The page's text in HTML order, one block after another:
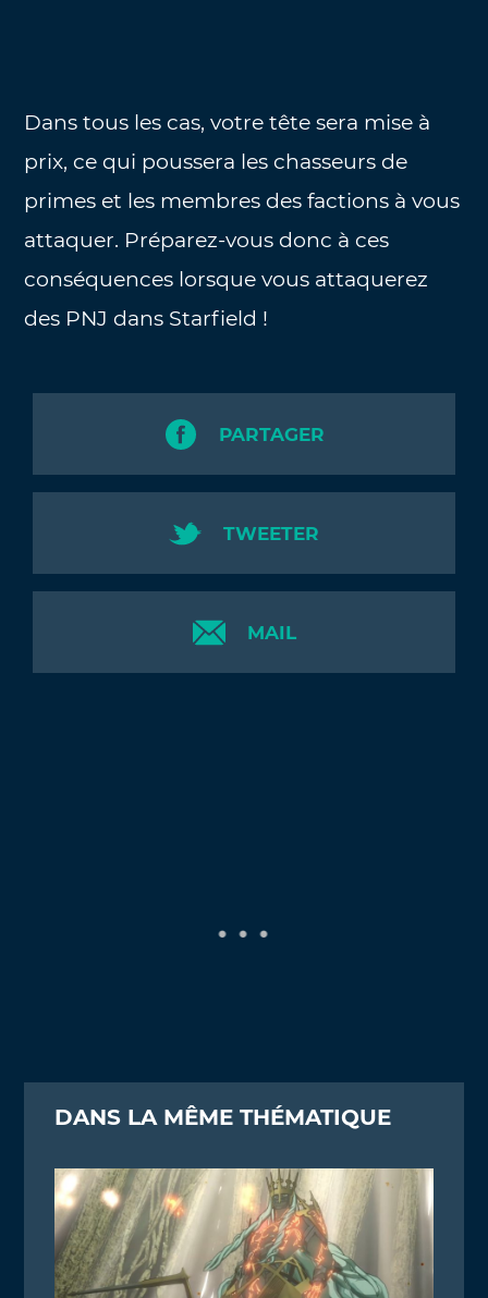
Dans tous les cas, votre tête sera mise à
prix, ce qui poussera les chasseurs de
primes et les membres des factions à vous
attaquer. Préparez-vous donc à ces
conséquences lorsque vous attaquerez
des PNJ dans Starfield !
PARTAGER
TWEETER
MAIL
DANS LA MÊME THÉMATIQUE